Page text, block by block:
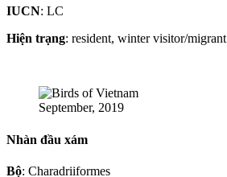
IUCN: LC
Hiện trạng: resident, winter visitor/migrant
September, 2019
Nhàn đầu xám
Bộ: Charadriiformes